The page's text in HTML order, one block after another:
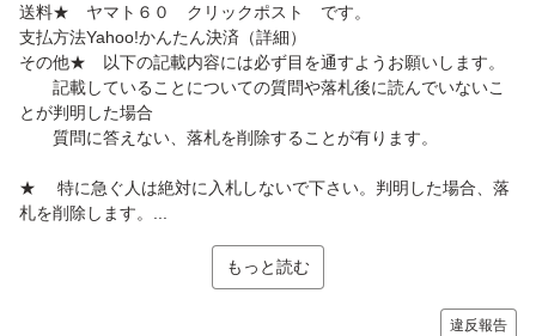
送料★ ヤマト６０ クリックポスト です。
支払方法Yahoo!かんたん決済（詳細）
その他★ 以下の記載内容には必ず目を通すようお願いします。
記載していることについての質問や落札後に読んでいないこ
とが判明した場合
質問に答えない、落札を削除することが有ります。
★ 特に急ぐ人は絶対に入札しないで下さい。判明した場合、落
札を削除します。...
もっと読む
違反報告